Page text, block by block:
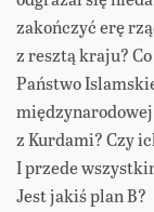
zakończyć erę
z resztą kraju?
Państwo
międzynarodowej
z Kurdami? Czy
I przede
Jest jakiś plan B?